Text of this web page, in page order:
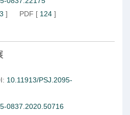
] PDF [ 124 ]
10.11913/PSJ.2095-
0837.2020.50716